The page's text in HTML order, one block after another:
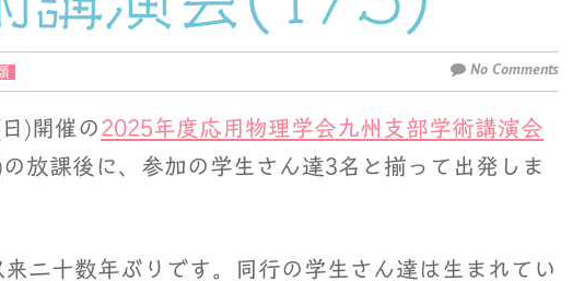
No Comments
)開催の 2025年度応用物理学会九州支部学術講演会
放課後に、参加の学生さん達3名と揃って出発しま
二十数年ぶりです。同行の学生さん達は生まれてい